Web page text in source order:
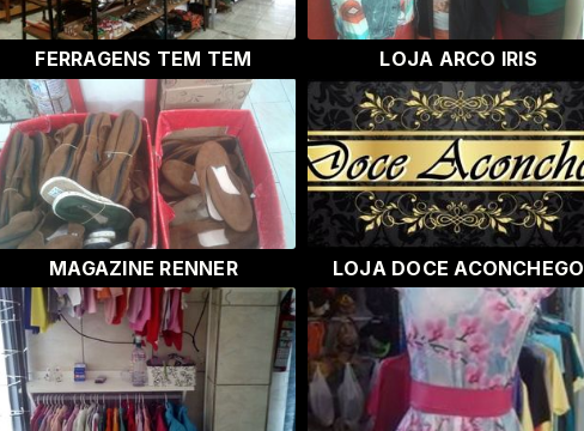
FERRAGENS TEM TEM LOJA ARCO IRIS
MAGAZINE RENNER LOJA DOCE ACONCHEGO